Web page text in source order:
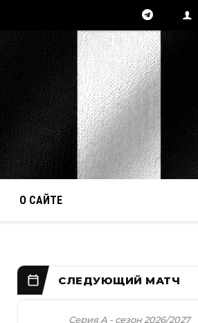
О САЙТЕ
Серия А - сезон 2026/2027